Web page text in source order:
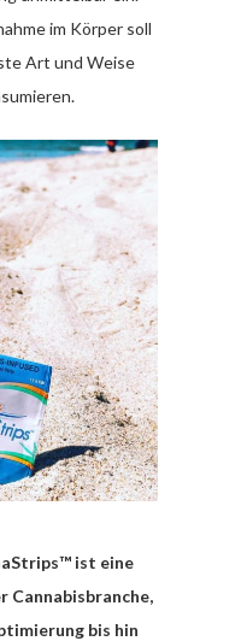
im Körper soll
Art und Weise
ist eine
Cannabisbranche,
bis hin